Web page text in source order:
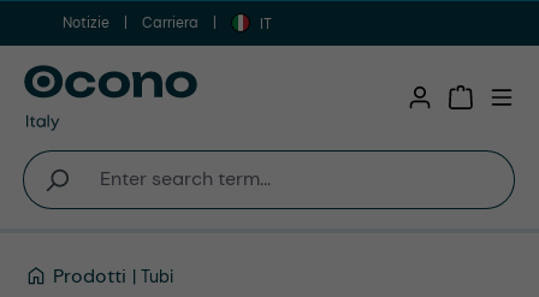
Vai al contenuto principale
Notizie Carriera IT
Prodotti Tubi